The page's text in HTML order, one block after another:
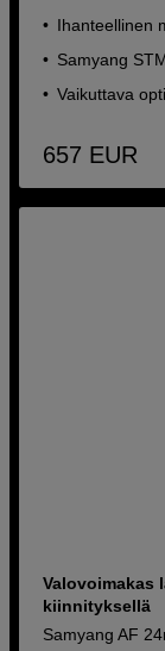
Ihanteellinen
Samyang
Vaikuttava
657 EUR
Valovoimakas
kiinnityksellä
Samyang AF